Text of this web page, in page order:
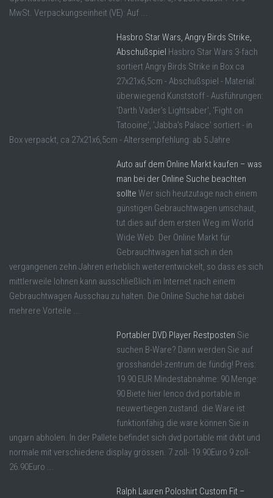
MwSt. Verpackungseinheit (VE): Auf ...
Hasbro Star Wars, Angry Birds Strike,
Abschußspiel Hasbro Star Wars 3-fach
sortiert Angry Birds Strike in Box ca
27x21x6,5cm - Abschußspiel - Material:
überwiegend Kunststoff - Ausführungen:
'Darth Vader's Lightsaber', 'Fight on
Tatooine', 'Jabba's Palace' sortiert - in
Box verpackt, ca 27x21x6,5cm - Altersempfehlung: ab 5 Jahre
Auto auf dem Online Markt kaufen – was
man bei der Online Suche beachten
sollte Wer sich heutzutage nach einem
günstigen Gebrauchtwagen umschaut,
tut dies auf dem ersten Weg im World
Wide Web. Der Online Markt für
Gebrauchtwagen hat sich in den
vergangenen zehn Jahren erheblich weiterentwickelt, so dass es sich
mittlerweile lohnen kann ausschließlich im Internet nach einem
Gebrauchtwagen Ausschau zu halten. Die Online Suche hat dabei
mehrere Vorteile ...
Portabler DVD Player Restposten Sie
suchen B-Ware? Dann werden Sie auf
grosshandel-zentrum.de fündig! Preis:
19.90 EUR Mindestabnahme: 90 Menge:
90 Biete hier lenco dvd portable in
neuwertiegen zustand. die Ware ist
funktionfähig.die ware können Sie in
ungarn abholen. In der Pallete befindet sich dvd portable mit dvbt und
normale mit verschiedene display grössen. 7 zoll- 19.90Euro 9 zoll-
26.90Euro ...
Ralph Lauren Poloshirt Custom Fit –